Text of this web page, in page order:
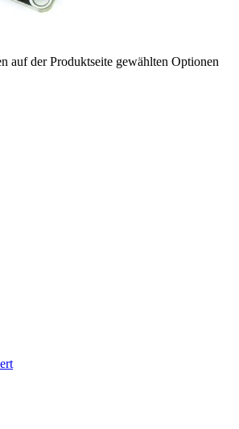
auf der Produktseite gewählten Optionen